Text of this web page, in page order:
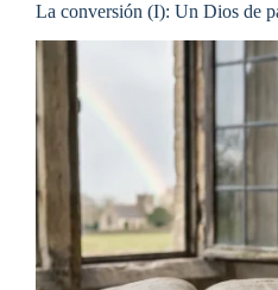
La conversión (I): Un Dios de